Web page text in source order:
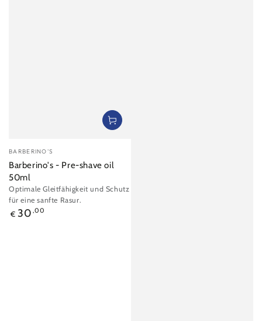
Verkäufer/in:
BARBERINO'S
Barberino's - Pre-shave oil
50ml
Optimale Gleitfähigkeit und Schutz
für eine sanfte Rasur.
Regulärer
€ 30 ,00